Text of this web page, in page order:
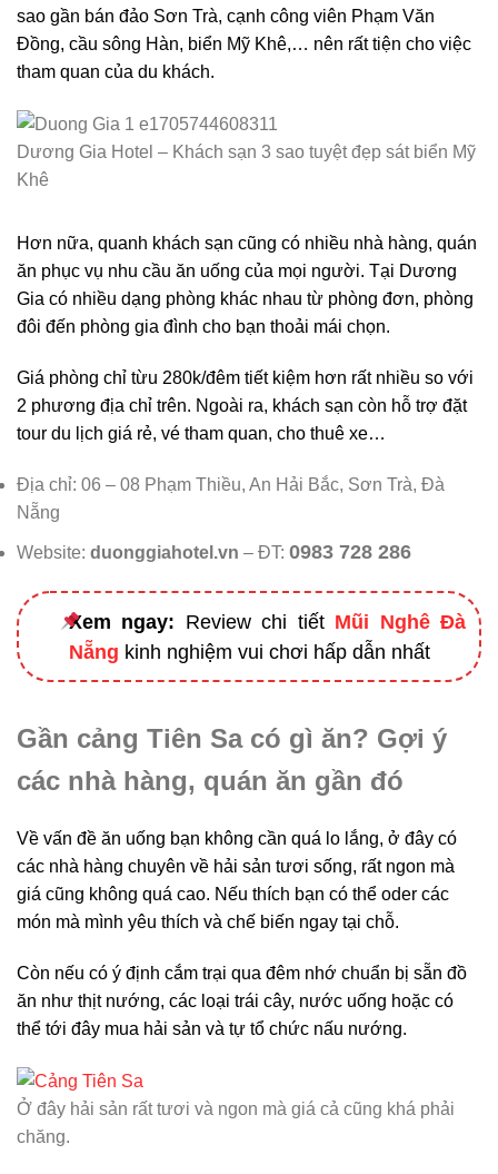
sao gần bán đảo Sơn Trà, cạnh công viên Phạm Văn
Đồng, cầu sông Hàn, biển Mỹ Khê,… nên rất tiện cho việc
tham quan của du khách.
Dương Gia Hotel – Khách sạn 3 sao tuyệt đẹp sát biển Mỹ
Khê
Hơn nữa, quanh khách sạn cũng có nhiều nhà hàng, quán
ăn phục vụ nhu cầu ăn uống của mọi người. Tại Dương
Gia có nhiều dạng phòng khác nhau từ phòng đơn, phòng
đôi đến phòng gia đình cho bạn thoải mái chọn.
Giá phòng chỉ từu 280k/đêm tiết kiệm hơn rất nhiều so với
2 phương địa chỉ trên. Ngoài ra, khách sạn còn hỗ trợ đặt
tour du lịch giá rẻ, vé tham quan, cho thuê xe…
Địa chỉ: 06 – 08 Phạm Thiều, An Hải Bắc, Sơn Trà, Đà
Nẵng
Website: duonggiahotel.vn – ĐT: 0983 728 286
Xem ngay: Review chi tiết Mũi Nghê Đà
Nẵng kinh nghiệm vui chơi hấp dẫn nhất
Gần cảng Tiên Sa có gì ăn? Gợi ý
các nhà hàng, quán ăn gần đó
Về vấn đề ăn uống bạn không cần quá lo lắng, ở đây có
các nhà hàng chuyên về hải sản tươi sống, rất ngon mà
giá cũng không quá cao. Nếu thích bạn có thể oder các
món mà mình yêu thích và chế biến ngay tại chỗ.
Còn nếu có ý định cắm trại qua đêm nhớ chuẩn bị sẵn đồ
ăn như thịt nướng, các loại trái cây, nước uống hoặc có
thể tới đây mua hải sản và tự tổ chức nấu nướng.
Ở đây hải sản rất tươi và ngon mà giá cả cũng khá phải
chăng.